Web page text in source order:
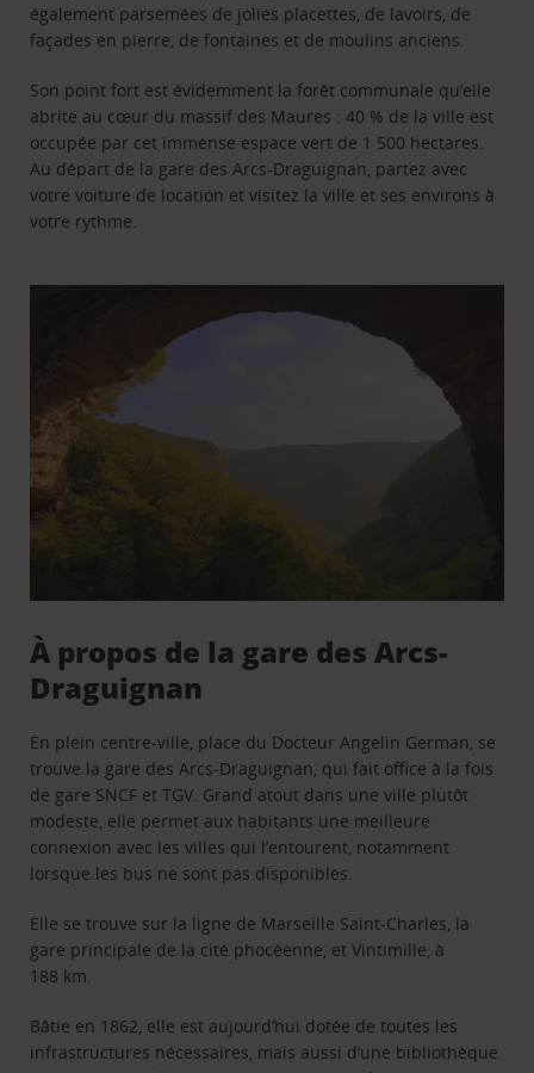
également parsemées de jolies placettes, de lavoirs, de
façades en pierre, de fontaines et de moulins anciens.
Son point fort est évidemment la forêt communale qu’elle
abrite au cœur du massif des Maures : 40 % de la ville est
occupée par cet immense espace vert de 1 500 hectares.
Au départ de la gare des Arcs-Draguignan, partez avec
votre voiture de location et visitez la ville et ses environs à
votre rythme.
À propos de la gare des Arcs-
Draguignan
En plein centre-ville, place du Docteur Angelin German, se
trouve la gare des Arcs-Draguignan, qui fait office à la fois
de gare SNCF et TGV. Grand atout dans une ville plutôt
modeste, elle permet aux habitants une meilleure
connexion avec les villes qui l’entourent, notamment
lorsque les bus ne sont pas disponibles.
Elle se trouve sur la ligne de Marseille Saint-Charles, la
gare principale de la cité phocéenne, et Vintimille, à
188 km.
Bâtie en 1862, elle est aujourd’hui dotée de toutes les
infrastructures nécessaires, mais aussi d’une bibliothèque